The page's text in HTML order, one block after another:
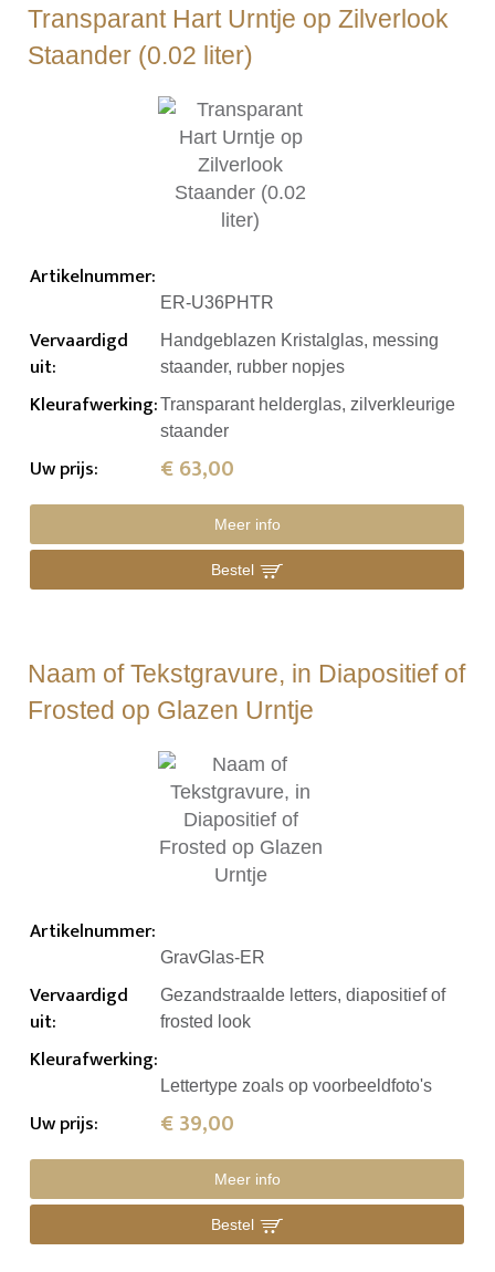
Transparant Hart Urntje op Zilverlook
Staander (0.02 liter)
Artikelnummer:
ER-U36PHTR
Vervaardigd
uit:
Handgeblazen Kristalglas, messing
staander, rubber nopjes
Kleurafwerking:Transparant helderglas, zilverkleurige
staander
Uw prijs: € 63,00
Meer info
Bestel
Naam of Tekstgravure, in Diapositief of
Frosted op Glazen Urntje
Artikelnummer:
GravGlas-ER
Vervaardigd
uit:
Gezandstraalde letters, diapositief of
frosted look
Kleurafwerking:
Lettertype zoals op voorbeeldfoto's
Uw prijs: € 39,00
Meer info
Bestel